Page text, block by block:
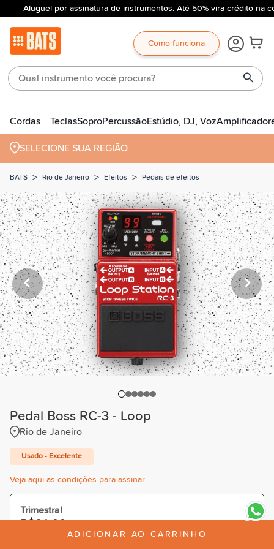
Aluguel por assinatura de instrumentos. Até 50% vira crédito na
Como funciona
Cordas TeclasSoproPercussãoEstúdio, DJ, Voz
SELECIONE SUA REGIÃO
BATS > Rio de Janeiro > Efeitos > Pedais de efeitos
Pedal Boss RC-3 - Loop
Rio de Janeiro
Usado - Excelente
Veja aqui as condições para assinar
Trimestral
Cobrado R$252,00 à vista ou parcelado
ADICIONAR AO CARRINHO